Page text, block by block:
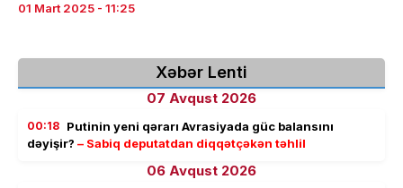
01 Mart 2025 - 11:25
Xəbər Lenti
07 Avqust 2026
00:18 Putinin yeni qərarı Avrasiyada güc balansını
dəyişir? – Sabiq deputatdan diqqətçəkən təhlil
06 Avqust 2026